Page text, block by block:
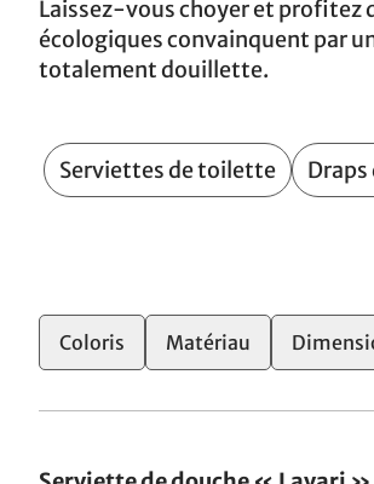
Laissez-vous choyer et profitez
écologiques convainquent par
totalement douillette.
Serviettes de toilette Draps
Coloris Matériau